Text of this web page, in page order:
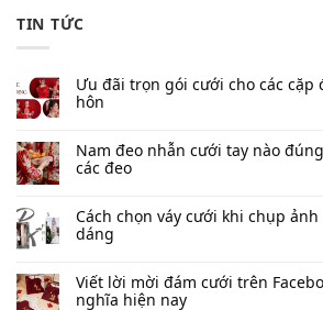
TIN TỨC
Ưu đãi trọn gói cưới cho các cặp
hôn
Nam đeo nhẫn cưới tay nào
các đeo
Cách chọn váy cưới khi chụp
dáng
Viết lời mời đám cưới trên
nghĩa hiện nay